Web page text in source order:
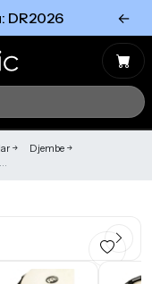
DR2026 ←
Djembe
Tümünü Gör
Tümünü gör